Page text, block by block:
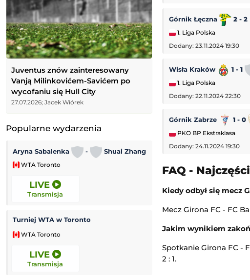
Juventus znów zainteresowany
Vanją Milinkovićem-Savićem po
wycofaniu się Hull City
27.07.2026; Jacek Wiórek
Popularne wydarzenia
Aryna Sabalenka - Shuai Zhang
WTA Toronto
LIVE
Transmisja
Turniej WTA w Toronto
WTA Toronto
LIVE
Transmisja
Club America
Leagues Cup MLS Liga MX
LIVE
Transmisja
Leagues Cup MLS Liga MX
Transmisja
Górnik Łęczna 2 - 2
1. Liga Polska
Dodany: 23.11.2024 19:30
Wisła Kraków 1 - 1
1. Liga Polska
Dodany: 22.11.2024 22:30
Górnik Zabrze 1 - 0
PKO BP Ekstraklasa
Dodany: 24.11.2024 19:30
FAQ -
Kiedy odbył się mecz
Mecz Girona FC - FC
Jakim wynikiem
Spotkanie Girona FC -
2 : 1.